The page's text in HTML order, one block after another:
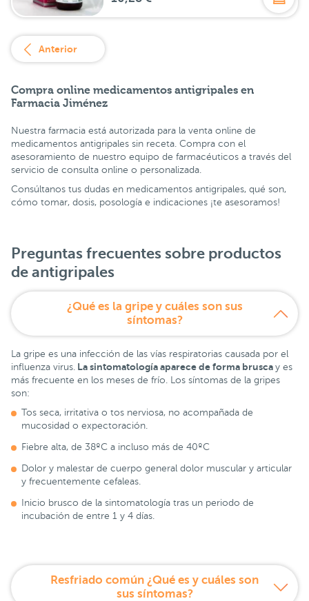
Anterior
Compra online medicamentos antigripales en
Farmacia Jiménez
Nuestra farmacia está autorizada para la venta online de
medicamentos antigripales sin receta. Compra con el
asesoramiento de nuestro equipo de farmacéuticos a través del
servicio de consulta online o personalizada.
Consúltanos tus dudas en medicamentos antigripales, qué son,
cómo tomar, dosis, posología e indicaciones ¡te asesoramos!
Preguntas frecuentes sobre productos
de antigripales
¿Qué es la gripe y cuáles son sus
síntomas?
La gripe es una infección de las vías respiratorias causada por el
influenza virus. La sintomatología aparece de forma brusca y es
más frecuente en los meses de frío. Los síntomas de la gripes
son:
Tos seca, irritativa o tos nerviosa, no acompañada de
mucosidad o expectoración.
Fiebre alta, de 38ºC a incluso más de 40ºC
Dolor y malestar de cuerpo general dolor muscular y articular
y frecuentemente cefaleas.
Inicio brusco de la sintomatología tras un periodo de
incubación de entre 1 y 4 días.
Resfriado común ¿Qué es y cuáles son
sus síntomas?